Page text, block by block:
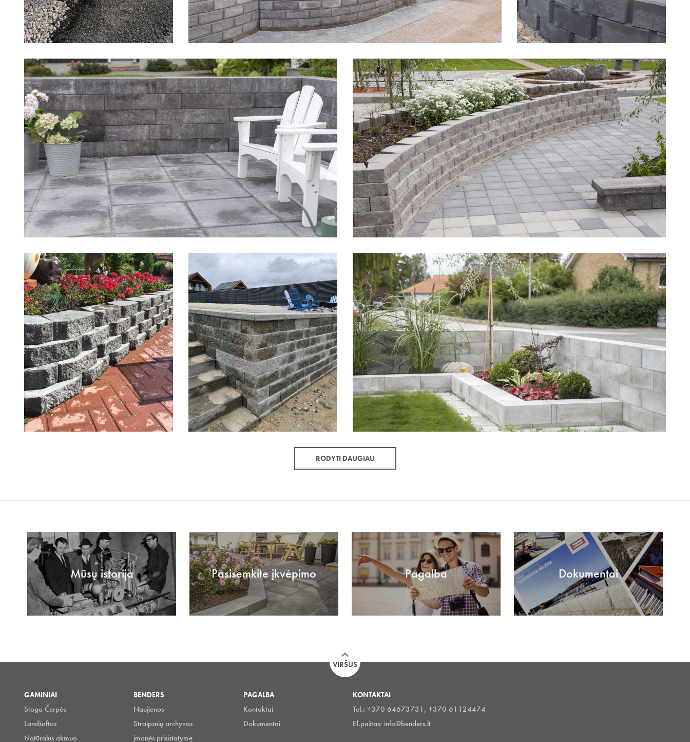
RODYTI DAUGIAU
Mūsų istorija Pasisemkite įkvėpimo Pagalba Dokumentai
VIRŠUS
GAMINIAI
Stogo Čerpės
Landšaftas
Natūralus akmuo
BENDERS
Naujienos
Straipsnių archyvas
įmonės prisistatyme
PAGALBA
Kontaktai
Dokumentai
KONTAKTAI
Tel.: +370 64673731, +370 61124474
El.paštas: info@benders.lt